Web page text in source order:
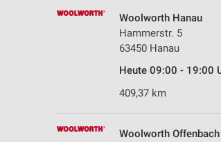
Woolworth Hanau
Hammerstr. 5
63450 Hanau
Heute 09:00 - 19:00
409,37 km
Woolworth Offenbach